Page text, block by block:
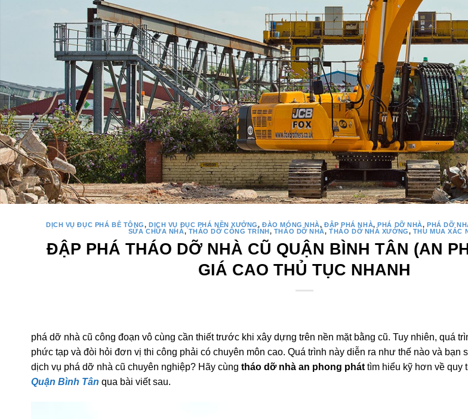
DỊCH VỤ ĐỤC PHÁ BÊ TÔNG ,DỊCH VỤ ĐỤC PHÁ NỀN XƯỞNG ,ĐÀO MÓNG NHÀ ,ĐẬP PHÁ NHÀ ,PHÁ DỠ NHÀ ,PHÁ DỠ
SỬA CHỮA NHÀ,THÁO DỠ CÔNG TRÌNH,THÁO DỠ NHÀ,THÁO DỠ NHÀ XƯỞNG,THU MUA XÁC
ĐẬP PHÁ THÁO DỠ NHÀ CŨ QUẬN BÌNH TÂN (AN
GIÁ CAO THỦ TỤC NHANH
phá dỡ nhà cũ công đoạn vô cùng cần thiết trước khi xây dựng trên nền mặt bằng cũ. Tuy nhiên, quá
phức tạp và đòi hỏi đơn vị thi công phải có chuyên môn cao. Quá trình này diễn ra như thế nào và bạn
dịch vụ phá dỡ nhà cũ chuyên nghiệp? Hãy cùng tháo dỡ nhà an phong phát tìm hiểu kỹ hơn về quy
Quận Bình Tân qua bài viết sau.